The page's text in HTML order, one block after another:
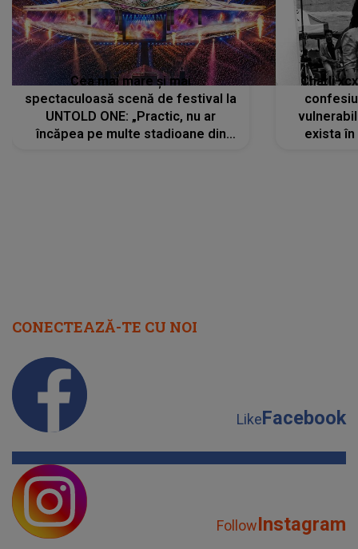
Cea mai mare și mai
spectaculoasă scenă de festival la
UNTOLD ONE: „Practic, nu ar
încăpea pe multe stadioane din
Charli
exista
CONECTEAZĂ-TE CU NOI
LikeFacebook
FollowInstagram